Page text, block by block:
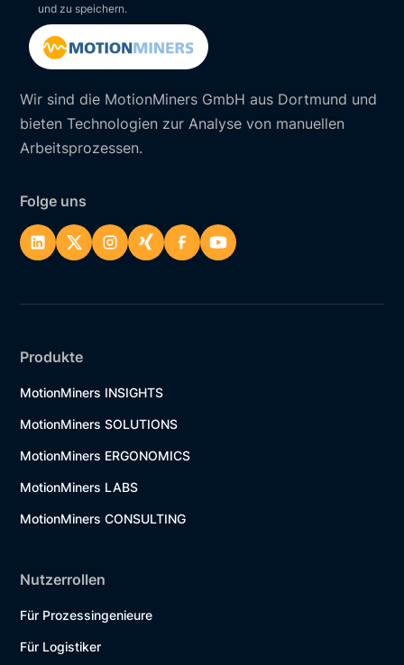
Wir sind die MotionMiners GmbH aus Dortmund und
bieten Technologien zur Analyse von manuellen
Arbeitsprozessen.
Folge uns
und zu speichern.
Produkte
MotionMiners INSIGHTS
MotionMiners SOLUTIONS
MotionMiners ERGONOMICS
MotionMiners LABS
MotionMiners CONSULTING
Nutzerrollen
Für Prozessingenieure
Für Logistiker